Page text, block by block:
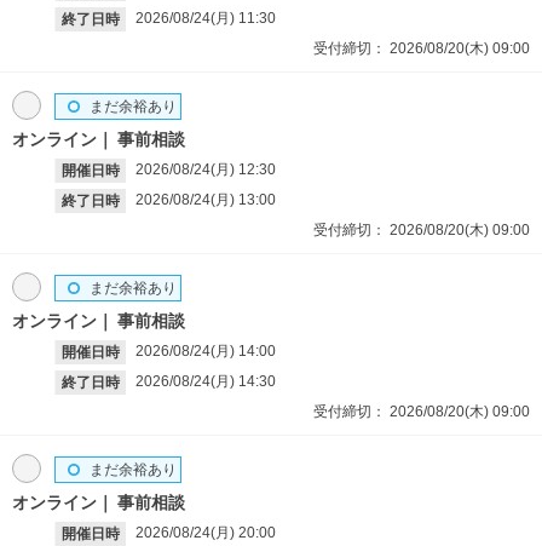
終了日時
2026/08/24(月) 11:30
受付締切： 2026/08/20(木) 09:00
オンライン 事前相談
開催日時 2026/08/24(月) 12:30
終了日時
2026/08/24(月) 13:00
まだ余裕あり
受付締切： 2026/08/20(木) 09:00
オンライン 事前相談
開催日時 2026/08/24(月) 14:00
終了日時
2026/08/24(月) 14:30
まだ余裕あり
受付締切： 2026/08/20(木) 09:00
オンライン 事前相談
開催日時 2026/08/24(月) 20:00
まだ余裕あり